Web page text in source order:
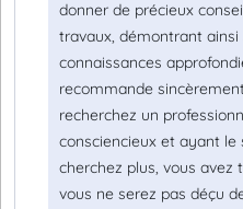
donner de précieux
travaux, démontrant ainsi
connaissances
recommande
recherchez un
consciencieux et ayant le
cherchez plus, vous avez
vous ne serez pas déçu